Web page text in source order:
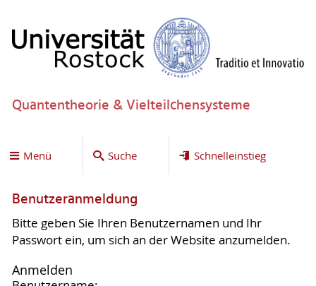
Quantentheorie & Vielteilchensysteme
Menü Suche Schnelleinstieg
Benutzeranmeldung
Bitte geben Sie Ihren Benutzernamen und Ihr
Passwort ein, um sich an der Website anzumelden.
Anmelden